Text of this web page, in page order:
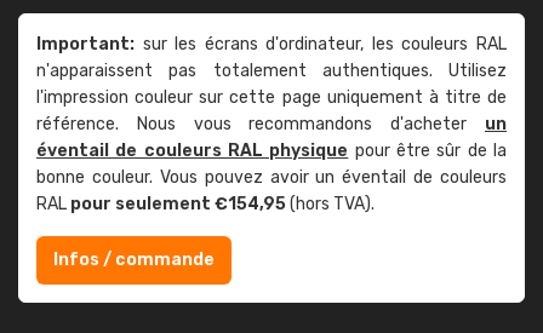
Important: sur les écrans d'ordinateur, les couleurs RAL
n'apparaissent pas totalement authentiques. Utilisez
l'impression couleur sur cette page uniquement à titre de
référence. Nous vous recommandons d'acheter un
éventail de couleurs RAL physique pour être sûr de la
bonne couleur. Vous pouvez avoir un éventail de couleurs
RAL pour seulement €154,95(hors TVA).
Infos / commande